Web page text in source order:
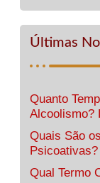
Últimas
Quanto
Alcoolismo?
Quais São
Qual Termo